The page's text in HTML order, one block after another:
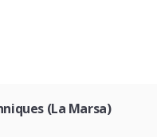
(La Marsa)